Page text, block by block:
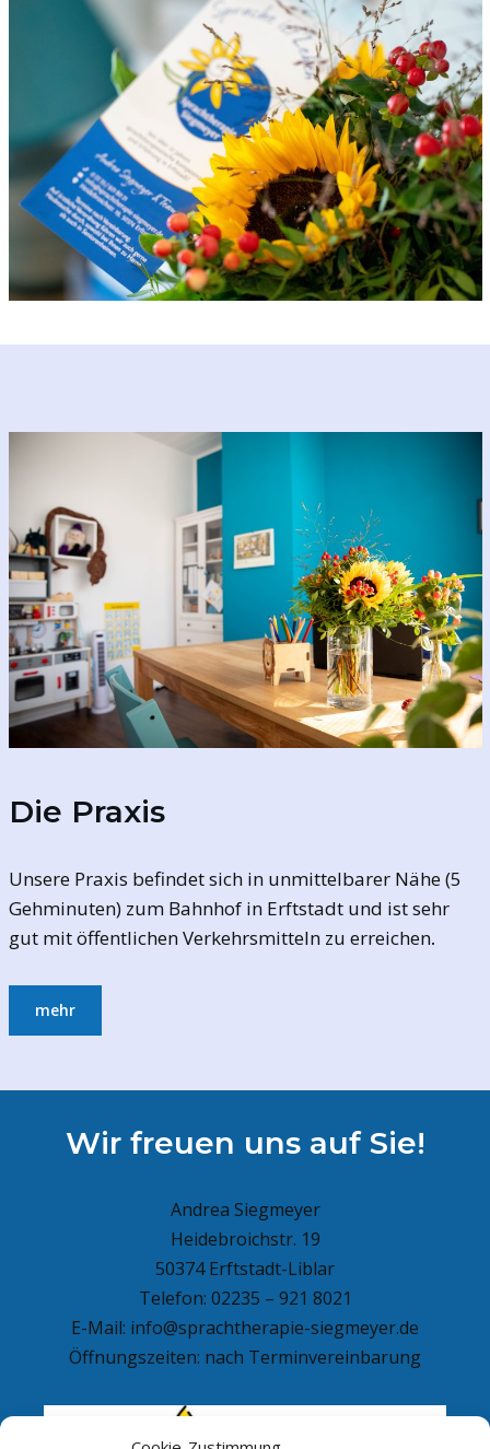
Die Praxis
Unsere Praxis befindet sich in unmittelbarer Nähe (5
Gehminuten) zum Bahnhof in Erftstadt und ist sehr
gut mit öffentlichen Verkehrsmitteln zu erreichen.
mehr
Wir freuen uns auf Sie!
Andrea Siegmeyer
Heidebroichstr. 19
50374 Erftstadt-Liblar
Telefon: 02235 – 921 8021
E-Mail: info@sprachtherapie-siegmeyer.de
Öffnungszeiten: nach Terminvereinbarung